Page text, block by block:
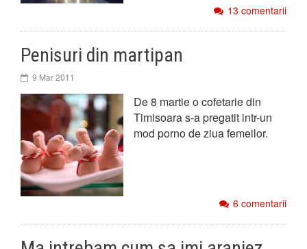
13 comentarii
Penisuri din martipan
9 Mar 2011
De 8 martie o cofetarie din
Timisoara s-a pregatit intr-un
mod porno de ziua femeilor.
6 comentarii